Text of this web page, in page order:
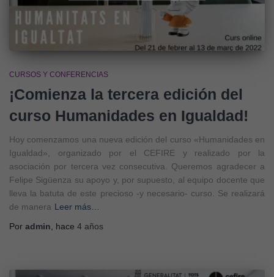
CURSOS Y CONFERENCIAS
¡Comienza la tercera edición del
curso Humanidades en Igualdad!
Hoy comenzamos una nueva edición del curso «Humanidades en
Igualdad», organizado por el CEFIRE y realizado por la
asociación por tercera vez consecutiva. Queremos agradecer a
Felipe Sigüenza su apoyo y, por supuesto, al equipo docente que
lleva la batuta de este precioso -y necesario- curso. Se realizará
de manera Leer más…
Por admin , hace 4 años